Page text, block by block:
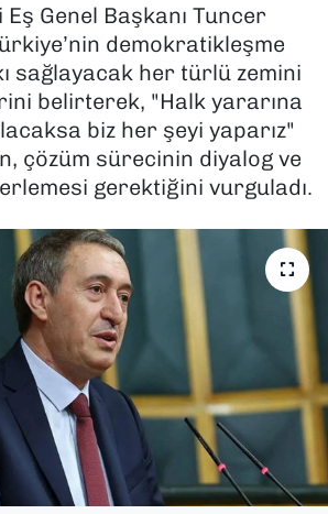
Genel Başkanı Tuncer
demokratikleşme
sağlayacak her türlü zemini
belirterek, "Halk yararına
biz her şeyi yaparız"
çözüm sürecinin diyalog ve
gerektiğini vurguladı.